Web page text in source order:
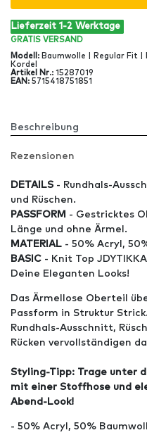
Lieferzeit 1-2 Werktage
GRATIS VERSAND
Modell : Baumwolle | Regular Fit |
Kordel
Artikel Nr.: 15287019
EAN : 5715418751851
Beschreibung
Rezensionen
DETAILS - Rundhals-
und Rüschen.
PASSFORM - Gestricktes
Länge und ohne Ärmel.
MATERIAL - 50% Acryl,
BASIC - Knit Top
Deine Eleganten Looks!
Das Ärmellose Oberteil
Passform in Struktur Strick.
Rundhals-Ausschnitt,
Rücken vervollständigen
Styling-Tipp: Trage unter
mit einer Stoffhose und
Abend-Look!
- 50% Acryl, 50%